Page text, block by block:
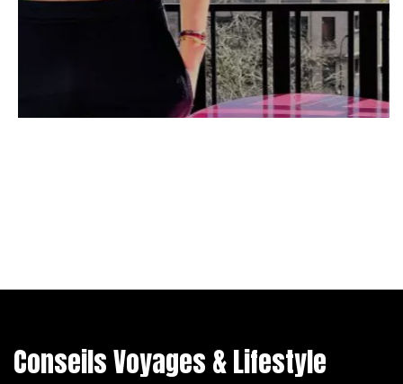
Conseils Voyages & Lifestyle